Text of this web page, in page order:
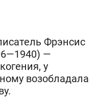
Фрэнсис
—
у
возобладала